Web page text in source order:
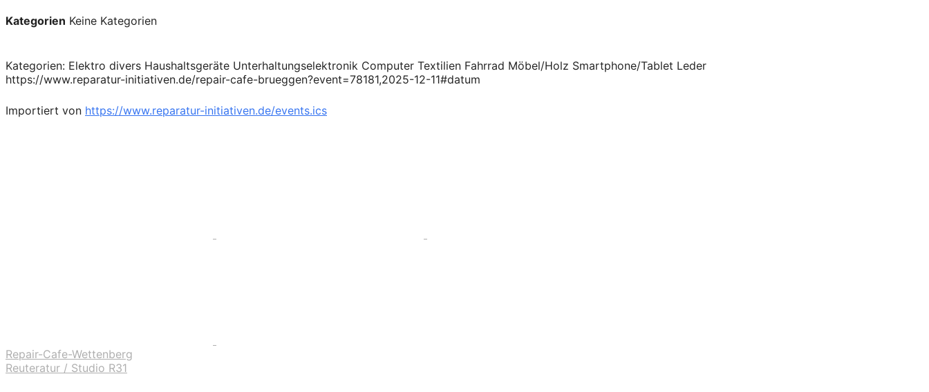
Kategorien Keine Kategorien
Kategorien: Elektro divers Haushaltsgeräte Unterhaltungselektronik Computer Textilien Fahrrad Möbel/Holz Smartphone/Tablet Leder
https://www.reparatur-initiativen.de/repair-cafe-brueggen?event=78181,2025-12-11#datum
Importiert von https://www.reparatur-initiativen.de/events.ics
Repair-Cafe-Wettenberg
Reuteratur / Studio R31